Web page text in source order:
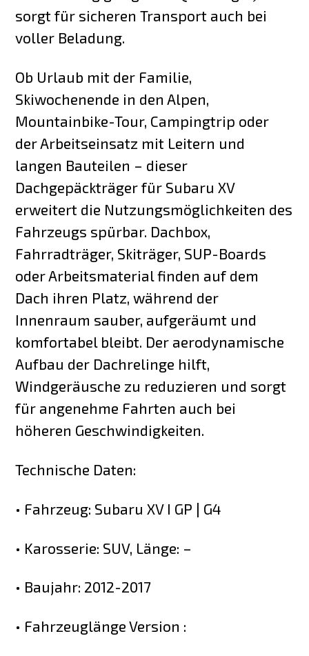
sorgt für sicheren Transport auch bei
voller Beladung.
Ob Urlaub mit der Familie,
Skiwochenende in den Alpen,
Mountainbike-Tour, Campingtrip oder
der Arbeitseinsatz mit Leitern und
langen Bauteilen – dieser
Dachgepäckträger für Subaru XV
erweitert die Nutzungsmöglichkeiten des
Fahrzeugs spürbar. Dachbox,
Fahrradträger, Skiträger, SUP-Boards
oder Arbeitsmaterial finden auf dem
Dach ihren Platz, während der
Innenraum sauber, aufgeräumt und
komfortabel bleibt. Der aerodynamische
Aufbau der Dachrelinge hilft,
Windgeräusche zu reduzieren und sorgt
für angenehme Fahrten auch bei
höheren Geschwindigkeiten.
Technische Daten:
• Fahrzeug: Subaru XV I GP | G4
• Karosserie: SUV, Länge: –
• Baujahr: 2012-2017
• Fahrzeuglänge Version :